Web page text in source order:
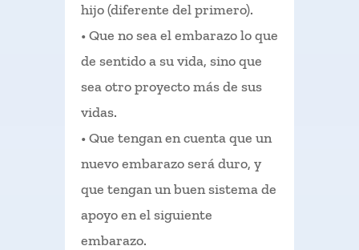
hijo (diferente del primero).
• Que no sea el embarazo lo que
de sentido a su vida, sino que
sea otro proyecto más de sus
vidas.
• Que tengan en cuenta que un
nuevo embarazo será duro, y
que tengan un buen sistema de
apoyo en el siguiente
embarazo.